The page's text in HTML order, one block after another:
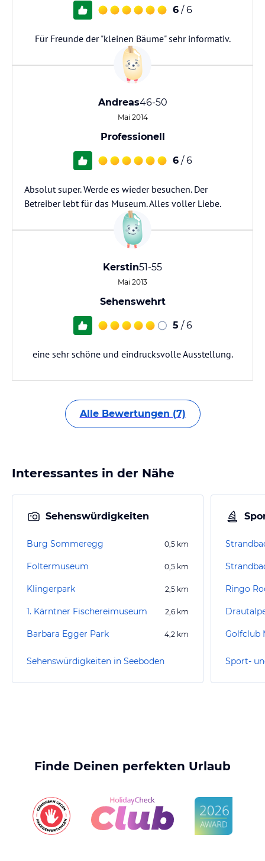
6 / 6
Für Freunde der "kleinen Bäume" sehr informativ.
Andreas46-50
Mai 2014
Professionell
6 / 6
Absolut super. Werde es wieder besuchen. Der
Betreiber lebt für das Museum. Alles voller Liebe.
Kerstin51-55
Mai 2013
Sehenswehrt
5 / 6
eine sehr schöne und eindrucksvolle Ausstellung.
Alle Bewertungen (7)
Interessantes in der Nähe
Sehenswürdigkeiten
Burg Sommeregg 0,5 km
Foltermuseum 0,5 km
Klingerpark 2,5 km
1. Kärntner Fischereimuseum 2,6 km
Barbara Egger Park 4,2 km
Sehenswürdigkeiten in Seeboden
Ringo
Golfclub
Finde Deinen perfekten Urlaub